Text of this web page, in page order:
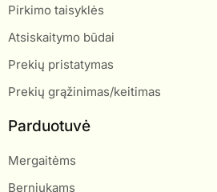
Pirkimo taisyklės
Atsiskaitymo būdai
Prekių pristatymas
Prekių grąžinimas/keitimas
Parduotuvė
Mergaitėms
Berniukams